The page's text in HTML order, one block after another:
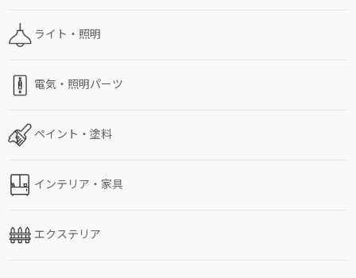
ライト・照明
電気・照明パーツ
ペイント・塗料
インテリア・家具
エクステリア